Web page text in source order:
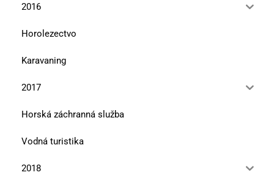
2016
Horolezectvo
Karavaning
2017
Horská záchranná služba
Vodná turistika
2018